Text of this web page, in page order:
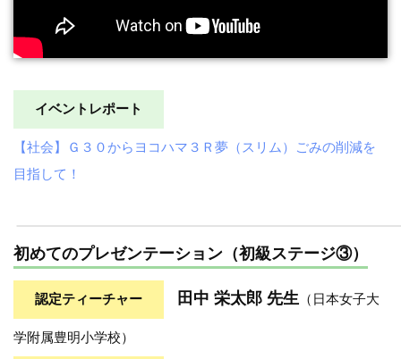
イベントレポート
【社会】Ｇ３０からヨコハマ３Ｒ夢（スリム）ごみの削減を
目指して！
初めてのプレゼンテーション（初級ステージ③）
認定ティーチャー 田中 栄太郎 先生 （日本女子大
学附属豊明小学校）